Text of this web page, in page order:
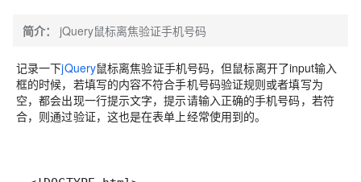
简介： jQuery鼠标离焦验证手机号码
记录一下jQuery鼠标离焦验证手机号码，但鼠标离开了input输入
框的时候，若填写的内容不符合手机号码验证规则或者填写为
空，都会出现一行提示文字，提示请输入正确的手机号码，若符
合，则通过验证，这也是在表单上经常使用到的。